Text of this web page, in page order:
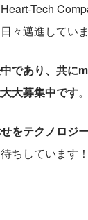
Tech
々邁進していま
であり、共に
大募集中です。
をテクノロジ
ちしています！